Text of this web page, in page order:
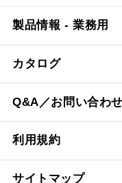
製品情報 - 業務用
カタログ
Q&A／お問い合わせ
利用規約
サイトマップ